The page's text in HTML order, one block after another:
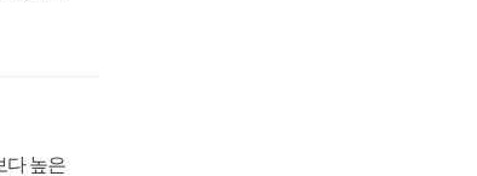
다 높은